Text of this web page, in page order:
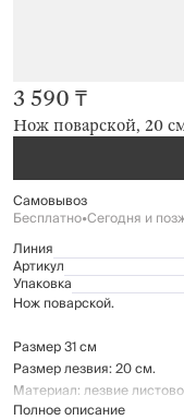
Нож поварской, 20
3 590 ₸
Самовывоз
Бесплатно•Сегодня и
Линия
Артикул
Упаковка
Нож поварской.
Размер 31 см
Размер лезвия: 20 см.
Материал: лезвие
ручка - АБС - пластик.
Полное описание